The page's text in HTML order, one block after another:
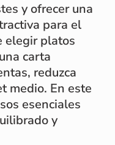
y ofrecer una
para el
elegir platos
carta
reduzca
medio. En este
esenciales
y